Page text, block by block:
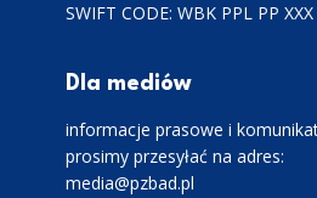
SWIFT CODE: WBK PPL PP XXX
Dla mediów
informacje prasowe i
prosimy przesyłać na adres:
media@pzbad.pl